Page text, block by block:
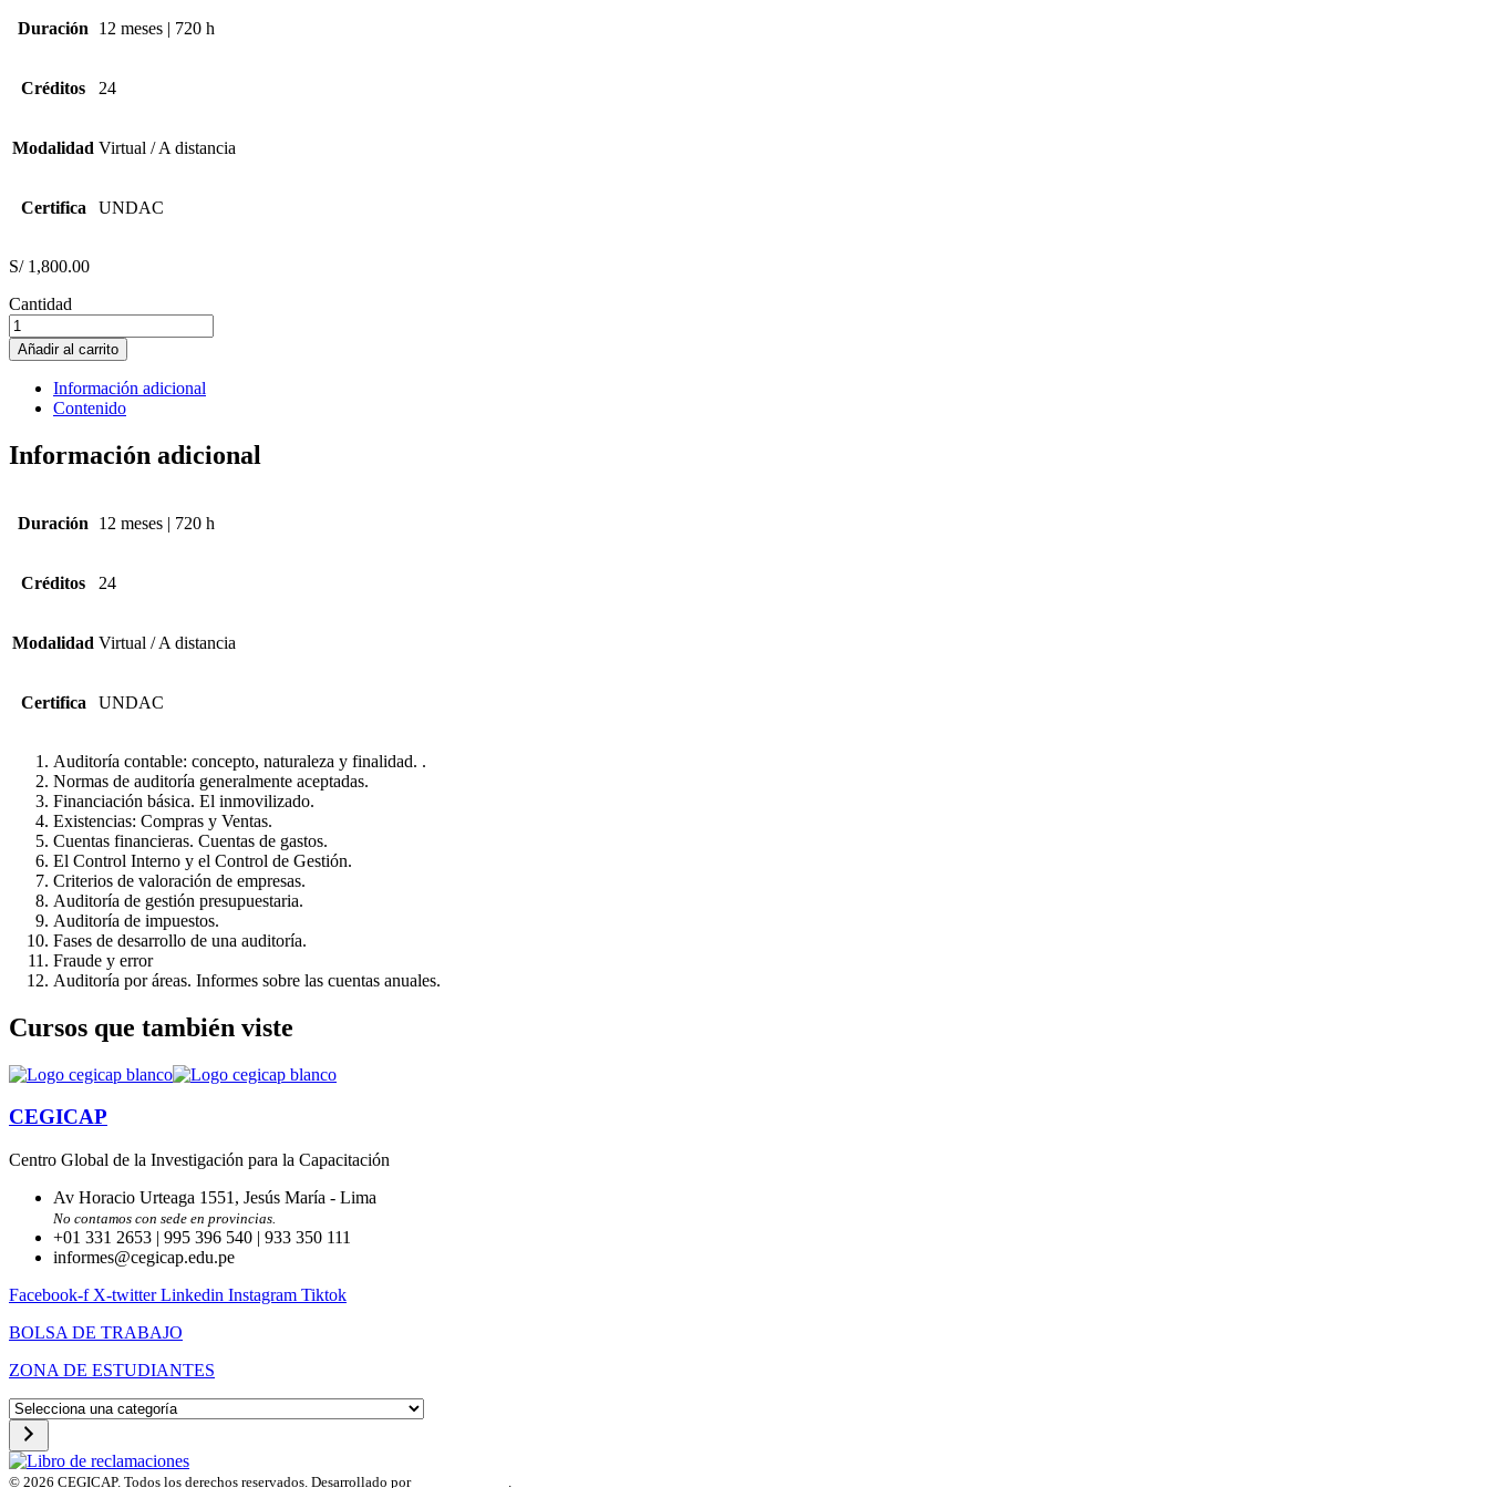
Duración 12 meses | 720 h
Créditos 24
Modalidad Virtual / A distancia
Certifica UNDAC
S/1,800.00
Cantidad
Auditoría
Contable
cantidad
Añadir al carrito
Información adicional
Contenido
Información adicional
Duración 12 meses | 720 h
Créditos 24
Modalidad Virtual / A distancia
Certifica UNDAC
Auditoría contable: concepto, naturaleza y finalidad. .
Normas de auditoría generalmente acep­tadas.
Financiación básica. El inmovilizado.
Existencias: Compras y Ventas.
Cuentas financieras. Cuentas de gastos.
El Control Interno y el Control de Ges­tión.
Criterios de valoración de empresas.
Auditoría de gestión presupuestaria.
Auditoría de impuestos.
Fases de desarrollo de una auditoría.
Fraude y error
Auditoría por áreas. Informes sobre las cuentas anuales.
Cursos que también viste
CEGICAP
Centro Global de la Investigación para la Capacitación
Av Horacio Urteaga 1551, Jesús María - Lima
No contamos con sede en provincias.
+01 331 2653 | 995 396 540 | 933 350 111
informes@cegicap.edu.pe
Facebook-f X-twitter Linkedin Instagram Tiktok
BOLSA DE TRABAJO
ZONA DE ESTUDIANTES
Selecciona
una
categoría
© 2026 CEGICAP. Todos los derechos reservados. Desarrollado por .